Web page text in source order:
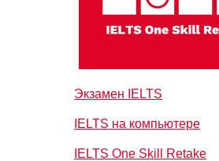
Экзамен IELTS
IELTS на компьютере
IELTS One Skill Retake